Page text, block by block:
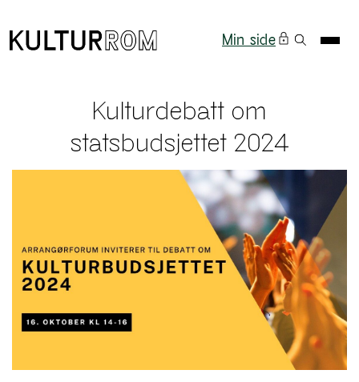
Min side
Kulturdebatt om
statsbudsjettet 2024